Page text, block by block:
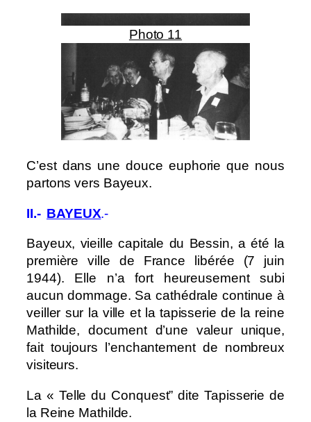
Photo 11
C’est dans une douce euphorie que nous
partons vers Bayeux.
II.-
⠀ BAYEUX.-
Bayeux, vieille capitale du Bessin, a été la
première ville de France libérée (7 juin
1944). Elle n’a fort heureusement subi
aucun dommage. Sa cathédrale continue à
veiller sur la ville et la tapisserie de la reine
Mathilde, document d’une valeur unique,
fait toujours l’enchantement de nombreux
visiteurs.
La « Telle du Conquest” dite Tapisserie de
la Reine Mathilde.